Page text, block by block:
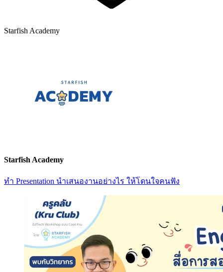
Starfish Academy
Starfish Academy
ทำ Presentation นำเสนองานอย่างไร ให้โดนใจคนฟัง